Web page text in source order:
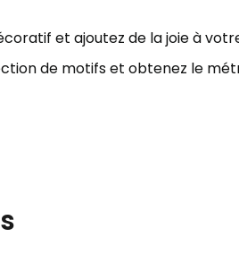
et ajoutez de la joie à
de motifs et obtenez le